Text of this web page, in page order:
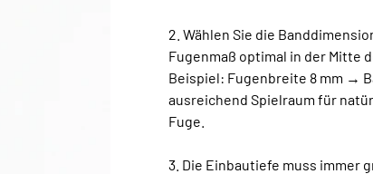
2. Wählen Sie die
Fugenmaß optimal in der Mitte
Beispiel: Fugenbreite 8 mm →
ausreichend Spielraum für
Fuge.
3. Die Einbautiefe muss immer